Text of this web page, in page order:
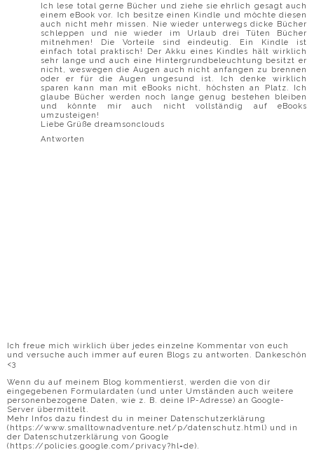
Ich lese total gerne Bücher und ziehe sie ehrlich gesagt auch
einem eBook vor. Ich besitze einen Kindle und möchte diesen
auch nicht mehr missen. Nie wieder unterwegs dicke Bücher
schleppen und nie wieder im Urlaub drei Tüten Bücher
mitnehmen! Die Vorteile sind eindeutig. Ein Kindle ist
einfach total praktisch! Der Akku eines Kindles hält wirklich
sehr lange und auch eine Hintergrundbeleuchtung besitzt er
nicht, weswegen die Augen auch nicht anfangen zu brennen
oder er für die Augen ungesund ist. Ich denke wirklich
sparen kann man mit eBooks nicht, höchsten an Platz. Ich
glaube Bücher werden noch lange genug bestehen bleiben
und könnte mir auch nicht vollständig auf eBooks
umzusteigen!
Liebe Grüße dreamsonclouds
Antworten
Ich freue mich wirklich über jedes einzelne Kommentar von euch
und versuche auch immer auf euren Blogs zu antworten. Dankeschön
<3
Wenn du auf meinem Blog kommentierst, werden die von dir
eingegebenen Formulardaten (und unter Umständen auch weitere
personenbezogene Daten, wie z. B. deine IP-Adresse) an Google-
Server übermittelt.
Mehr Infos dazu findest du in meiner Datenschutzerklärung
(https://www.smalltownadventure.net/p/datenschutz.html) und in
der Datenschutzerklärung von Google
(https://policies.google.com/privacy?hl=de).